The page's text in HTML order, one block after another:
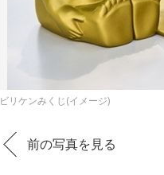
ビリケンみくじ(イメージ)
前の写真を見る